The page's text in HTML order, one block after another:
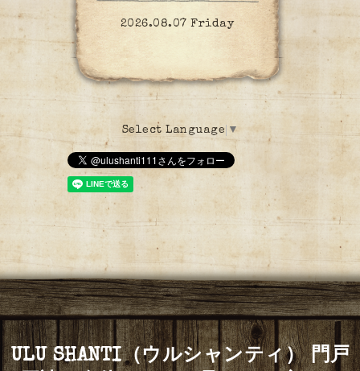
2026.08.07 Friday
Select Language ▼
ULU SHANTI（ウルシャンティ） 門戸